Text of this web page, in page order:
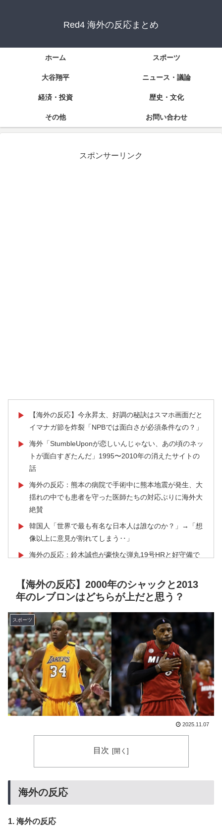
Red4 海外の反応まとめ
ホーム スポーツ
大谷翔平 ニュース・議論
経済・投資 歴史・文化
その他 お問い合わせ
スポンサーリンク
▶
【海外の反応】今永昇太、好調の秘訣はスマホ画面だと
イマナガ節を炸裂「NPBでは面白さが必須条件なの？」
▶
海外「StumbleUponが恋しいんじゃない、あの頃のネッ
トが面白すぎたんだ」1995〜2010年の消えたサイトの
話
▶
海外の反応：熊本の病院で手術中に熊本地震が発生、大
揺れの中でも患者を守った医師たちの対応ぶりに海外大
絶賛
▶
韓国人「世界で最も有名な日本人は誰なのか？」→「想
像以上に意見が割れてしまう‥」
▶
海外の反応：鈴木誠也が豪快な弾丸19号HRと好守備で
た」とカブスファン絶賛
▶ 【高校野球】ついに田中マー君が高野連の「七回制」導
▶ 海外「コーヒー1杯が6ドルって何なんだ、レシートを二
度見した」値上げで買うのをやめたもの…
▶ 海外「中国が世界資産税を導入。財政不足を海外資産へ
の課税で補おうとする」
▶ 海外「お前らの国に他愛のない対立ってある？」日本
「エスカレーターの立つ位置」
▶ 韓国人「日本でヤバい作品ばかりアニメ化してて心配に
ちらです‥」→「国境を越えた驚くべき歴史のつなが
▶ 増水した川に取り残されたアライグマ、パドルボードで
救助されて人の脚の下に潜り込む【海外の反応】
何故なのか」
【海外の反応】2000年のシャックと2013
年のレブロンはどちらが上だと思う？
スポーツ
2025.11.07
目次
海外の反応
1. 海外の反応